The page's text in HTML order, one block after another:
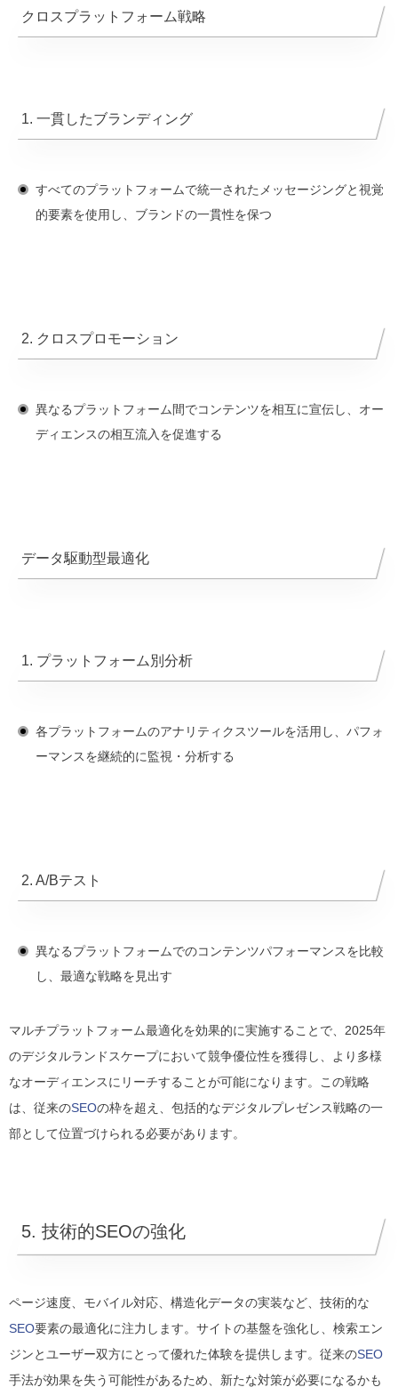
クロスプラットフォーム戦略
1. 一貫したブランディング
すべてのプラットフォームで統一されたメッセージングと視覚
的要素を使用し、ブランドの一貫性を保つ
2. クロスプロモーション
異なるプラットフォーム間でコンテンツを相互に宣伝し、オー
ディエンスの相互流入を促進する
データ駆動型最適化
1. プラットフォーム別分析
各プラットフォームのアナリティクスツールを活用し、パフォ
ーマンスを継続的に監視・分析する
2. A/Bテスト
異なるプラットフォームでのコンテンツパフォーマンスを比較
し、最適な戦略を見出す
マルチプラットフォーム最適化を効果的に実施することで、2025年
のデジタルランドスケープにおいて競争優位性を獲得し、より多様
なオーディエンスにリーチすることが可能になります。この戦略
は、従来のSEOの枠を超え、包括的なデジタルプレゼンス戦略の一
部として位置づけられる必要があります。
5. 技術的SEOの強化
ページ速度、モバイル対応、構造化データの実装など、技術的な
SEO要素の最適化に注力します。サイトの基盤を強化し、検索エン
ジンとユーザー双方にとって優れた体験を提供します。従来のSEO
手法が効果を失う可能性があるため、新たな対策が必要になるかも